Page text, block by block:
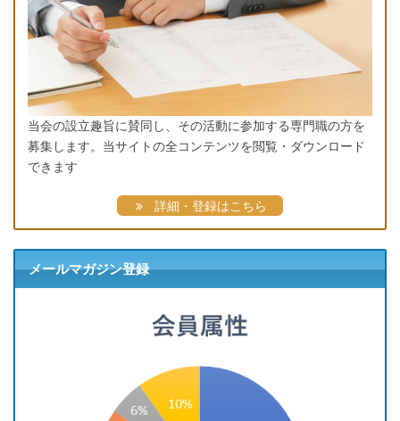
当会の設立趣旨に賛同し、その活動に参加する専門職の方を
募集します。当サイトの全コンテンツを閲覧・ダウンロード
できます
詳細・登録はこちら
メールマガジン登録